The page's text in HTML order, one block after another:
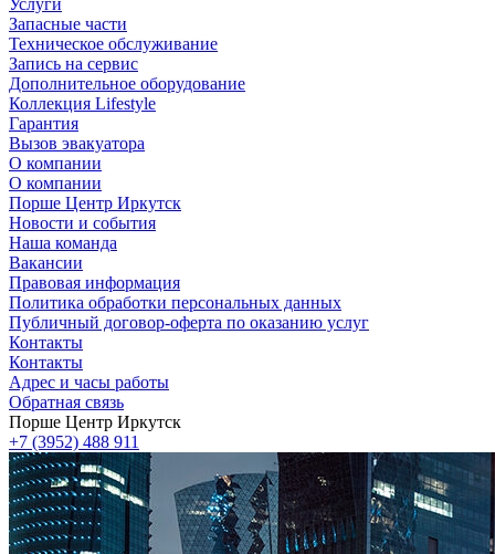
Услуги
Запасные части
Техническое обслуживание
Запись на сервис
Дополнительное оборудование
Коллекция Lifestyle
Гарантия
Вызов эвакуатора
О компании
О компании
Порше Центр Иркутск
Новости и события
Наша команда
Вакансии
Правовая информация
Политика обработки персональных данных
Публичный договор-оферта по оказанию услуг
Контакты
Контакты
Адрес и часы работы
Обратная связь
Порше Центр Иркутск
+7 (3952) 488 911